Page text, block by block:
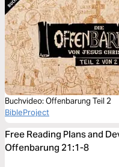
Buchvideo: Offenbarung Teil 2
BibleProject
Free Reading Plans and
Offenbarung 21:1-8